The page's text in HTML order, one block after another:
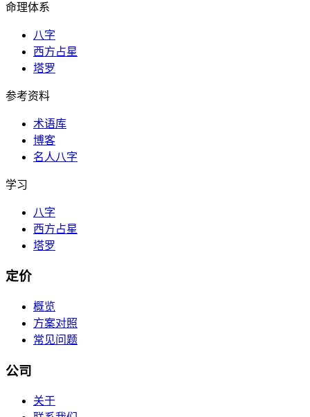
命理体系
八字
西方占星
塔罗
参考资料
术语库
博客
名人八字
学习
八字
西方占星
塔罗
定价
概览
方案对照
常见问题
公司
关于